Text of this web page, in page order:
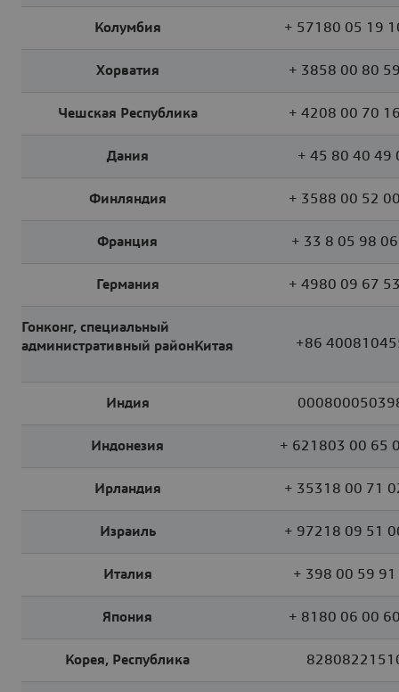
Колумбия + 57180 05 19
Хорватия + 3858 00 80
Чешская Республика + 4208 00 70
Дания + 45 80 40 49
Финляндия + 3588 00 52
Франция + 33 8 05 98
Германия + 4980 09 67
Гонконг, специальный
административный районКитая
+86
Индия
Индонезия + 621803 00 65
Ирландия + 35318 00 71
Израиль + 97218 09 51
Италия + 398 00 59 91
Япония + 8180 06 00
Корея, Республика